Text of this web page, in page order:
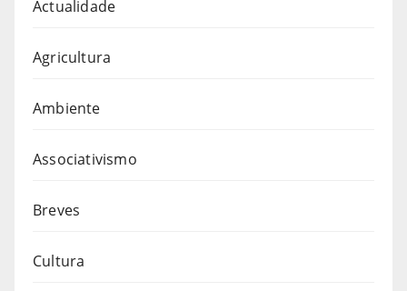
Actualidade
Agricultura
Ambiente
Associativismo
Breves
Cultura